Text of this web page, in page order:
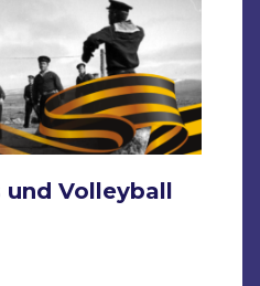
und Volleyball